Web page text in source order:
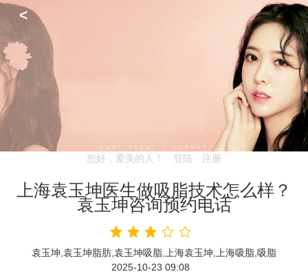
<
您好，爱美的人！ 登陆 注册
上海袁玉坤医生做吸脂技术怎么样？
袁玉坤咨询预约电话
袁玉坤,袁玉坤脂肪,袁玉坤吸脂,上海袁玉坤,上海吸脂,吸脂
2025-10-23 09:08